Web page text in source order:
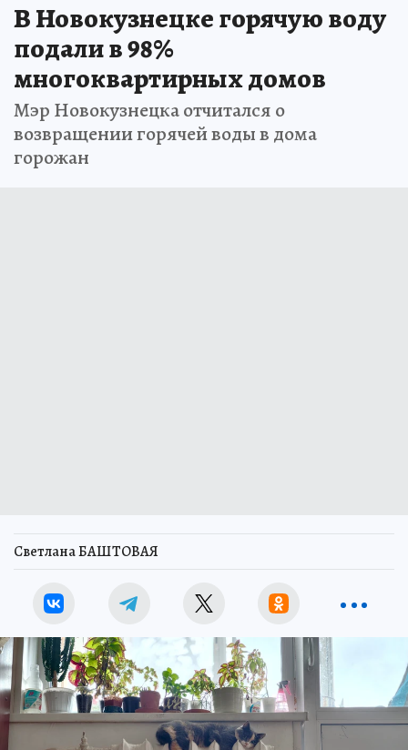
В Новокузнецке горячую воду
подали в 98%
многоквартирных домов
Мэр Новокузнецка отчитался о
возвращении горячей воды в дома
горожан
Светлана БАШТОВАЯ